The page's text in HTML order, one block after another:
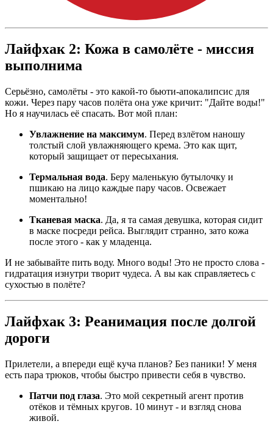
Лайфхак 2: Кожа в самолёте - миссия
выполнима
Серьёзно, самолёты - это какой-то бьюти-апокалипсис для
кожи. Через пару часов полёта она уже кричит: "Дайте воды!"
Но я научилась её спасать. Вот мой план:
Увлажнение на максимум. Перед взлётом наношу
толстый слой увлажняющего крема. Это как щит,
который защищает от пересыхания.
Термальная вода. Беру маленькую бутылочку и
пшикаю на лицо каждые пару часов. Освежает
моментально!
Тканевая маска. Да, я та самая девушка, которая сидит
в маске посреди рейса. Выглядит странно, зато кожа
после этого - как у младенца.
И не забывайте пить воду. Много воды! Это не просто слова -
гидратация изнутри творит чудеса. А вы как справляетесь с
сухостью в полёте?
Лайфхак 3: Реанимация после долгой
дороги
Прилетели, а впереди ещё куча планов? Без паники! У меня
есть пара трюков, чтобы быстро привести себя в чувство.
Патчи под глаза. Это мой секретный агент против
отёков и тёмных кругов. 10 минут - и взгляд снова
живой.